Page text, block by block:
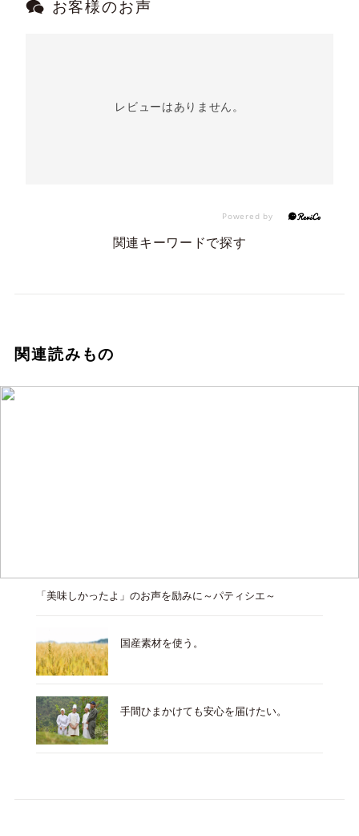
お客様のお声
レビューはありません。
関連キーワードで探す
関連読みもの
「美味しかったよ」のお声を励みに～パティシエ～
国産素材を使う。
手間ひまかけても安心を届けたい。